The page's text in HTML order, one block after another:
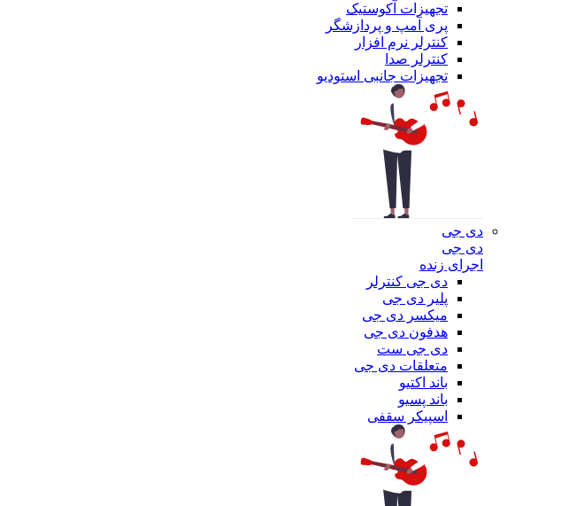
تجهیزات آکوستیک
پری آمپ و پردازشگر
کنترلر نرم افزار
کنترلر صدا
تجهیزات جانبی استودیو
دی جی
دی جی
اجرای زنده
دی جی کنترلر
پلیر دی جی
میکسر دی جی
هدفون دی جی
دی جی ست
متعلقات دی جی
باند اکتیو
باند پسیو
اسپیکر سقفی